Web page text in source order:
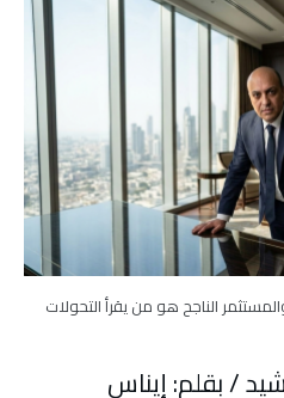
الناجح هو من يقرأ التحولات
/ بقلم: إيناس